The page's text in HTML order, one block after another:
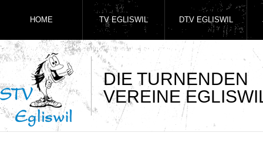
DIE TURNENDEN
VEREINE
HOME TV EGLISWIL DTV EGLISWIL